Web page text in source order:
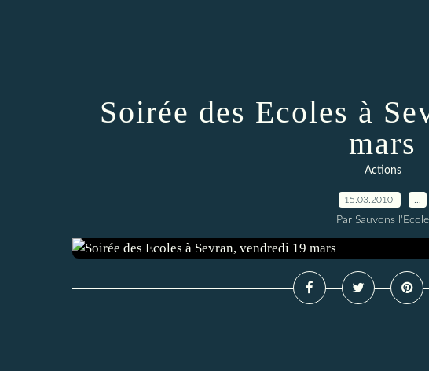
Soirée des Ecoles à
mars
Actions
15.03.2010
Par Sauvons l'Ecole